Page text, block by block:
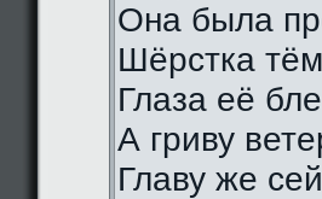
Она была
Шёрстка
Глаза её
А гриву
Главу же